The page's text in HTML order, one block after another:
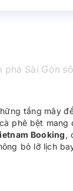
phá Sài Gòn
tầng mây
phê bệt mang
Booking ,
bỏ lỡ lịch